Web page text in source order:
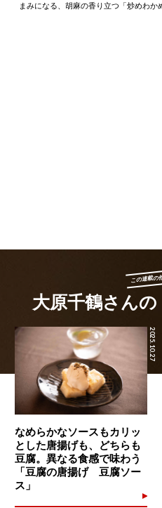
まみになる、胡麻の香り立つ「炒めわか
この連載の
大原千鶴さんの
2025.10.27
なめらかなソースもカリッ
とした唐揚げも、どちらも
豆腐。異なる食感で味わう
「豆腐の唐揚げ 豆腐ソー
ス」